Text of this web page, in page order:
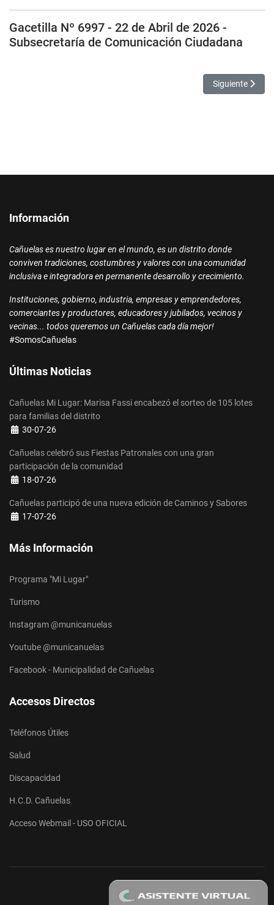
Gacetilla Nº 6997 - 22 de Abril de 2026 -
Subsecretaría de Comunicación Ciudadana
Artículo
Siguiente
Información
Cañuelas es nuestro lugar en el mundo, es un distrito donde
conviven tradiciones, costumbres y valores con una comunidad
inclusiva e integradora en permanente desarrollo y crecimiento.
Instituciones, gobierno, industria, empresas y emprendedores,
comerciantes y productores, educadores y jubilados, vecinos y
vecinas... todos queremos un Cañuelas cada día mejor!
#SomosCañuelas
Últimas Noticias
Cañuelas Mi Lugar: Marisa Fassi encabezó el sorteo de 105 lotes
para familias del distrito
Detalles
30-07-26
Cañuelas celebró sus Fiestas Patronales con una gran
participación de la comunidad
Detalles
18-07-26
Cañuelas participó de una nueva edición de Caminos y Sabores
Detalles
17-07-26
Más Información
Programa "Mi Lugar"
Turismo
Instagram @municanuelas
Youtube @municanuelas
Facebook - Municipalidad de Cañuelas
Accesos Directos
Teléfonos Útiles
Salud
Discapacidad
H.C.D. Cañuelas
Acceso Webmail - USO OFICIAL
© 2026 Gobierno Municipal de Cañuelas